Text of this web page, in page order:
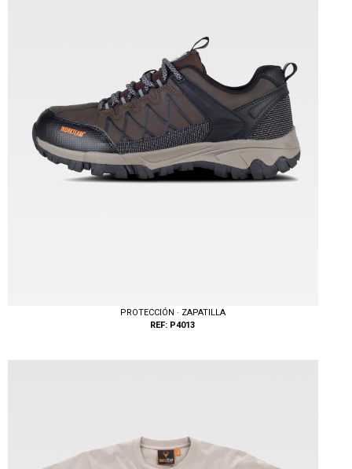
Tallas: 36, 37, 38, 39, 40, 41, 42, 43, 44, 45, 46, 47
PROTECCIÓN · ZAPATILLA
REF: P4013